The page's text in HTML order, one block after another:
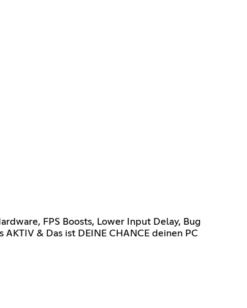
FPS Boosts, Lower Input Delay, Bug
& Das ist DEINE CHANCE deinen PC